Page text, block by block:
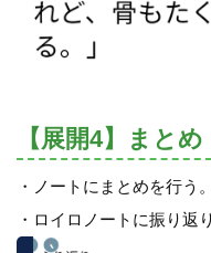
【展開4】まと
・ノートにまとめを行う。
・ロイロノートに振り返